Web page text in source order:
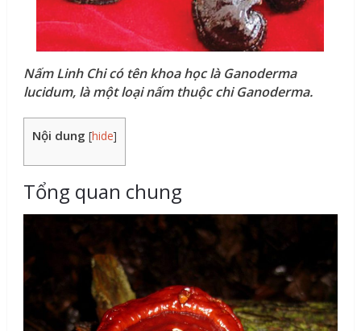
Nấm Linh Chi có tên khoa học là Ganoderma
lucidum, là một loại nấm thuộc chi Ganoderma.
Nội dung [hide]
Tổng quan chung